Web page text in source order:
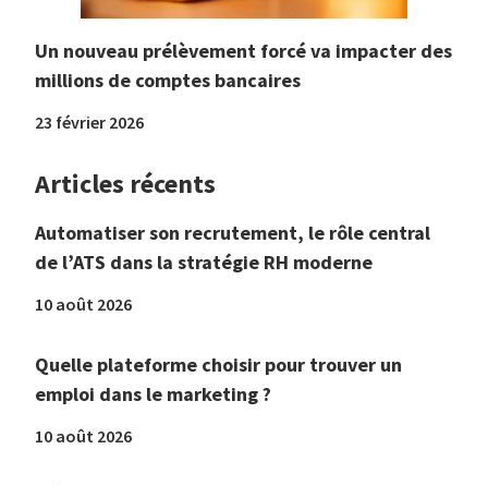
Un nouveau prélèvement forcé va impacter des
millions de comptes bancaires
23 février 2026
Articles récents
Automatiser son recrutement, le rôle central
de l’ATS dans la stratégie RH moderne
10 août 2026
Quelle plateforme choisir pour trouver un
emploi dans le marketing ?
10 août 2026